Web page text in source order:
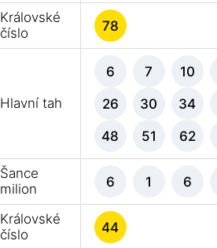
Královské
číslo
78
Hlavní tah
6 7 10
26 30 34
48 51 62
Šance
milion
6 1 6
Královské
číslo
44